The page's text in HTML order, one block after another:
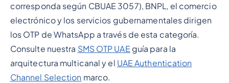
corresponda según CBUAE 3057), BNPL, el comercio
electrónico y los servicios gubernamentales dirigen
los OTP de WhatsApp a través de esta categoría.
Consulte nuestra SMS OTP UAE guía para la
arquitectura multicanal y el UAE Authentication
Channel Selection marco.